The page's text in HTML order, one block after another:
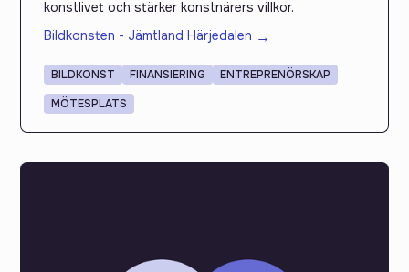
konstlivet och stärker konstnärers villkor.
Bildkonsten - Jämtland Härjedalen →
BILDKONST FINANSIERING
ENTREPRENÖRSKAP
MÖTESPLATS